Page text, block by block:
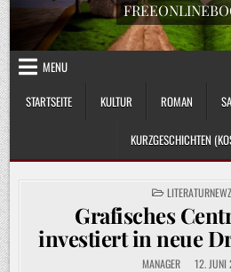
MENU
STARTSEITE
KULTUR ROMAN
KURZGESCHICHTEN
POSTED
IN
Grafisches
investiert in neue
MANAGER 12.